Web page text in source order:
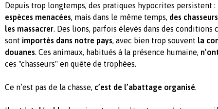
Depuis trop longtemps, des pratiques hypocrites persistent :
espèces menacées, mais dans le même temps, des
les massacrer. Des lions, parfois élevés dans des
sont importés dans notre pays, avec bien trop souvent la
douanes. Ces animaux, habitués à la présence humaine,
ces "chasseurs" en quête de trophées.
Ce n’est pas de la chasse, c’est de l’abattage organisé.